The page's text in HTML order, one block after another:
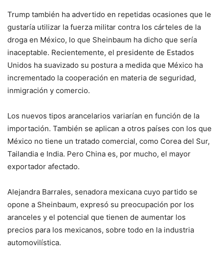
Trump también ha advertido en repetidas ocasiones que le
gustaría utilizar la fuerza militar contra los cárteles de la
droga en México, lo que Sheinbaum ha dicho que sería
inaceptable. Recientemente, el presidente de Estados
Unidos ha suavizado su postura a medida que México ha
incrementado la cooperación en materia de seguridad,
inmigración y comercio.
Los nuevos tipos arancelarios variarían en función de la
importación. También se aplican a otros países con los que
México no tiene un tratado comercial, como Corea del Sur,
Tailandia e India. Pero China es, por mucho, el mayor
exportador afectado.
Alejandra Barrales, senadora mexicana cuyo partido se
opone a Sheinbaum, expresó su preocupación por los
aranceles y el potencial que tienen de aumentar los
precios para los mexicanos, sobre todo en la industria
automovilística.